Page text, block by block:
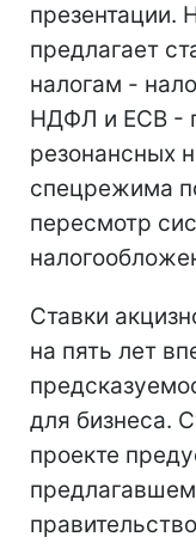
презентации.
предлагает
налогам -
НДФЛ и ЕСВ -
резонансных
спецрежима
пересмотр
Ставки
на пять лет
для бизнеса.
проекте